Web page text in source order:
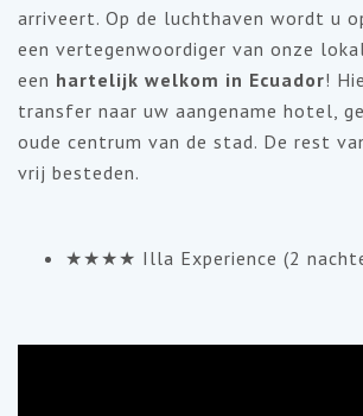
arriveert. Op de luchthaven wordt u
een vertegenwoordiger van onze
een hartelijk welkom in Ecuador!
transfer naar uw aangename hotel,
oude centrum van de stad. De rest
vrij besteden.
★★★★ Illa Experience (2